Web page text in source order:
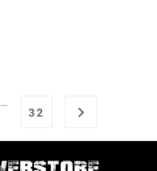
…
32
